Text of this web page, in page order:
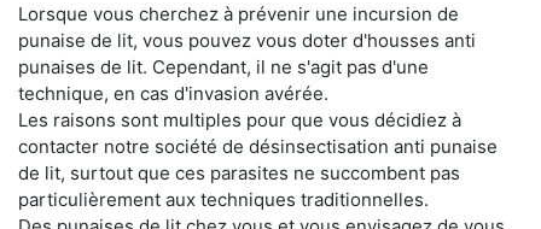
Lorsque vous cherchez à prévenir une incursion de
punaise de lit, vous pouvez vous doter d'housses anti
punaises de lit. Cependant, il ne s'agit pas d'une
technique, en cas d'invasion avérée.
Les raisons sont multiples pour que vous décidiez à
contacter notre société de désinsectisation anti punaise
de lit, surtout que ces parasites ne succombent pas
particulièrement aux techniques traditionnelles.